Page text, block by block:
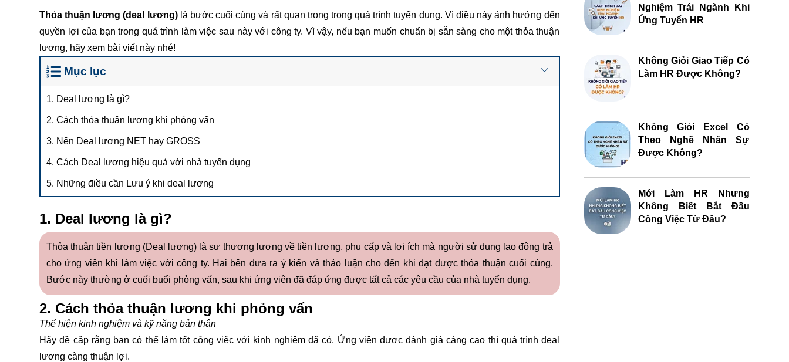
Thỏa thuận lương (deal lương)là bước cuối cùng và rất quan trọng trong quá trình tuyển dụng. Vì điều này ảnh hưởng đến
quyền lợi của bạn trong quá trình làm việc sau này với công ty. Vì vậy, nếu bạn muốn chuẩn bị sẵn sàng cho một thỏa thuận
lương, hãy xem bài viết này nhé!
Mục lục
1. Deal lương là gì?
2. Cách thỏa thuận lương khi phỏng vấn
3. Nên Deal lương NET hay GROSS
4. Cách Deal lương hiệu quả với nhà tuyển dụng
5. Những điều cần Lưu ý khi deal lương
1. Deal lương là gì?
Thỏa thuận tiền lương (Deal lương) là sự thương lượng về tiền lương, phụ cấp và lợi ích mà người sử dụng lao động trả
cho ứng viên khi làm việc với công ty. Hai bên đưa ra ý kiến ​​và thảo luận cho đến khi đạt được thỏa thuận cuối cùng.
Bước này thường ở cuối buổi phỏng vấn, sau khi ứng viên đã đáp ứng được tất cả các yêu cầu của nhà tuyển dụng.
2. Cách thỏa thuận lương khi phỏng vấn
Thể hiện kinh nghiệm và kỹ năng bản thân
Hãy đề cập rằng bạn có thể làm tốt công việc với kinh nghiệm đã có. Ứng viên được đánh giá càng cao thì quá trình deal
lương càng thuận lợi.
Nghiệm Trái Ngành Khi
Ứng Tuyển HR
Không Giỏi Giao Tiếp Có
Làm HR Được Không?
Không Giỏi Excel Có
Theo Nghề Nhân Sự
Được Không?
Mới Làm HR Nhưng
Không Biết Bắt Đầu
Công Việc Từ Đâu?